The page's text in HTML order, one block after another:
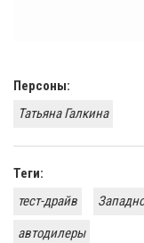
Персоны:
Татьяна Галкина
Теги:
тест-драйв
автодилеры